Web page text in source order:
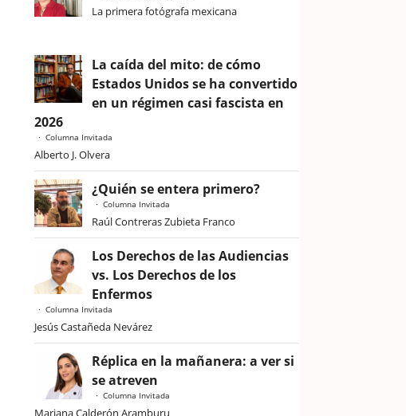
La primera fotógrafa mexicana
La caída del mito: de cómo
Estados Unidos se ha convertido
en un régimen casi fascista en
2026
Columna Invitada
Alberto J. Olvera
¿Quién se entera primero?
Columna Invitada
Raúl Contreras Zubieta Franco
Los Derechos de las Audiencias
vs. Los Derechos de los
Enfermos
Columna Invitada
Jesús Castañeda Nevárez
Réplica en la mañanera: a ver si
se atreven
Columna Invitada
Mariana Calderón Aramburu